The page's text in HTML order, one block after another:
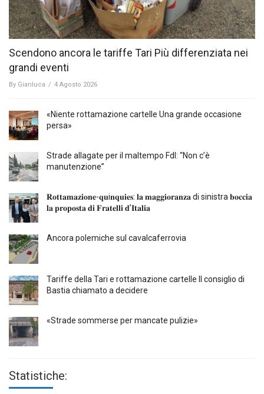
Scendono ancora le tariffe Tari Più differenziata nei
grandi eventi
By Gianluca / 4 Agosto 2026
«Niente rottamazione cartelle Una grande occasione
persa»
Strade allagate per il maltempo FdI: “Non c’è
manutenzione”
𝐑𝐨𝐭𝐭𝐚𝐦𝐚𝐳𝐢𝐨𝐧𝐞-𝐪𝐮i𝐧𝐪𝐮𝐢𝐞𝐬: 𝐥𝐚 𝐦𝐚𝐠𝐠𝐢𝐨𝐫𝐚𝐧𝐳𝐚 di sinistra 𝐛𝐨𝐜𝐜𝐢𝐚
𝐥𝐚 𝐩𝐫𝐨𝐩𝐨𝐬𝐭𝐚 𝐝𝐢 𝐅𝐫𝐚𝐭𝐞𝐥𝐥𝐢 𝐝’𝐈𝐭𝐚𝐥𝐢𝐚
Ancora polemiche sul cavalcaferrovia
Tariffe della Tari e rottamazione cartelle Il consiglio di
Bastia chiamato a decidere
«Strade sommerse per mancate pulizie»
Statistiche: